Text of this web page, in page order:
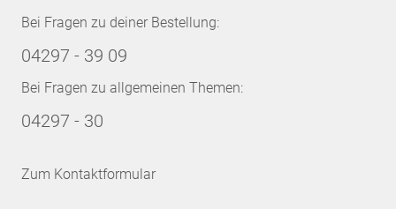
Bei Fragen zu deiner Bestellung:
04297 - 39 09
Bei Fragen zu allgemeinen Themen:
04297 - 30
Zum Kontaktformular